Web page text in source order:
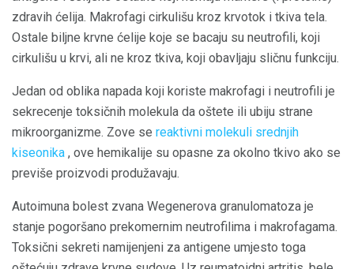
zdravih ćelija. Makrofagi cirkulišu kroz krvotok i tkiva tela.
Ostale biljne krvne ćelije koje se bacaju su neutrofili, koji
cirkulišu u krvi, ali ne kroz tkiva, koji obavljaju sličnu funkciju.
Jedan od oblika napada koji koriste makrofagi i neutrofili je
sekrecenje toksičnih molekula da oštete ili ubiju strane
mikroorganizme. Zove se reaktivni molekuli srednjih
kiseonika , ove hemikalije su opasne za okolno tkivo ako se
previše proizvodi produžavaju.
Autoimuna bolest zvana Wegenerova granulomatoza je
stanje pogoršano prekomernim neutrofilima i makrofagama.
Toksični sekreti namijenjeni za antigene umjesto toga